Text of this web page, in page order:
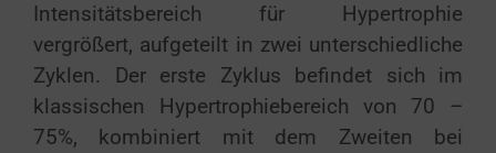
Intensitätsbereich für Hypertrophie
vergrößert, aufgeteilt in zwei unterschiedliche
Zyklen. Der erste Zyklus befindet sich im
klassischen Hypertrophiebereich von 70 –
75%, kombiniert mit dem Zweiten bei